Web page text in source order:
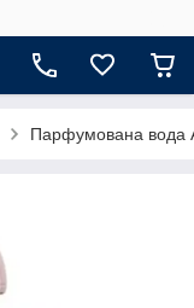
Парфумована вода